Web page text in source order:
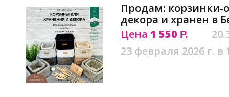
Продам: корзинки-
декора и хранен в
Цена 1 550 Р.
23 февраля 2026 г. в